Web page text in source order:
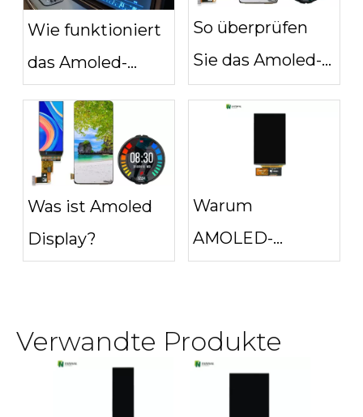
Wie funktioniert
das Amoled-
Display?
So überprüfen
Sie das Amoled-
Was ist Amoled
Display?
Warum
AMOLED-
Farbgenauigkeit
und Kontrast
Verwandte Produkte